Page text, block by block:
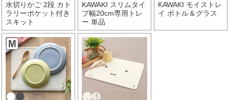
水切りかご 2段 カト
ラリーポケット付き
スキット
KAWAKI スリムタイ
プ幅20cm専用トレ
ー 単品
KAWAKI モイストレ
イ ボトル＆グラス